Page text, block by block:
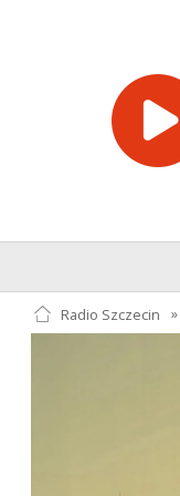
Radio Szczecin »